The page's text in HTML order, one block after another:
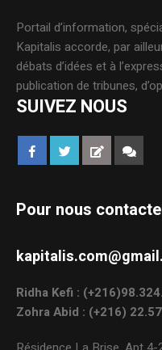
Portail d’information,
Kapitalis accorde, par
débats d’idées et à
publication de tribunes,
SUIVEZ NOUS
Pour nous
Ridha Kefi :
Zohra Abid : (+216)